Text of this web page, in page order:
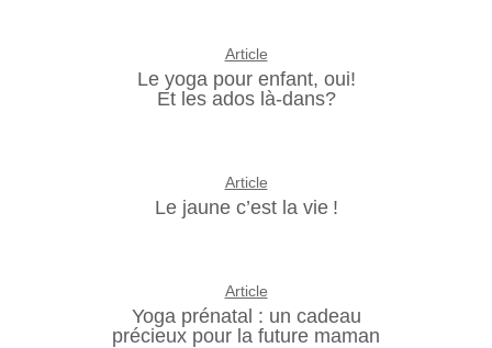
Article
Le yoga pour enfant, oui!
Et les ados là-dans?
Article
Le jaune c’est la vie !
Article
Yoga prénatal : un cadeau
précieux pour la future maman